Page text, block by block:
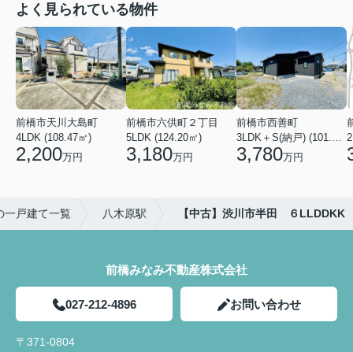
よく見られている物件
前橋市天川大島町
4LDK (108.47㎡)
2,200万円
前橋市六供町２丁目
5LDK (124.20㎡)
3,180万円
前橋市西善町
3,780万円
一戸建て一覧 八木原駅 【中古】渋川市半田 ６LLDDKK
前橋みなみ不動産株式会社
027-212-4896 お問い合わせ
〒371-0804